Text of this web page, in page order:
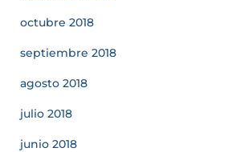
octubre 2018
septiembre 2018
agosto 2018
julio 2018
junio 2018